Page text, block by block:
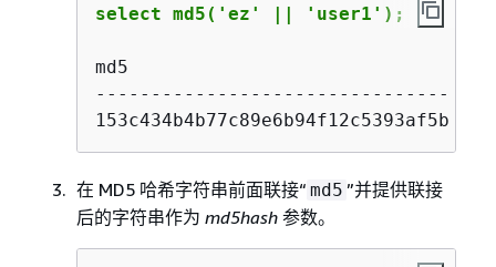
select md5('ez' || 'user1');
md5
--------------------------------
153c434b4b77c89e6b94f12c5393af5b
在 MD5 哈希字符串前面联接“ md5 ”并提供联接
后的字符串作为 md5hash参数。